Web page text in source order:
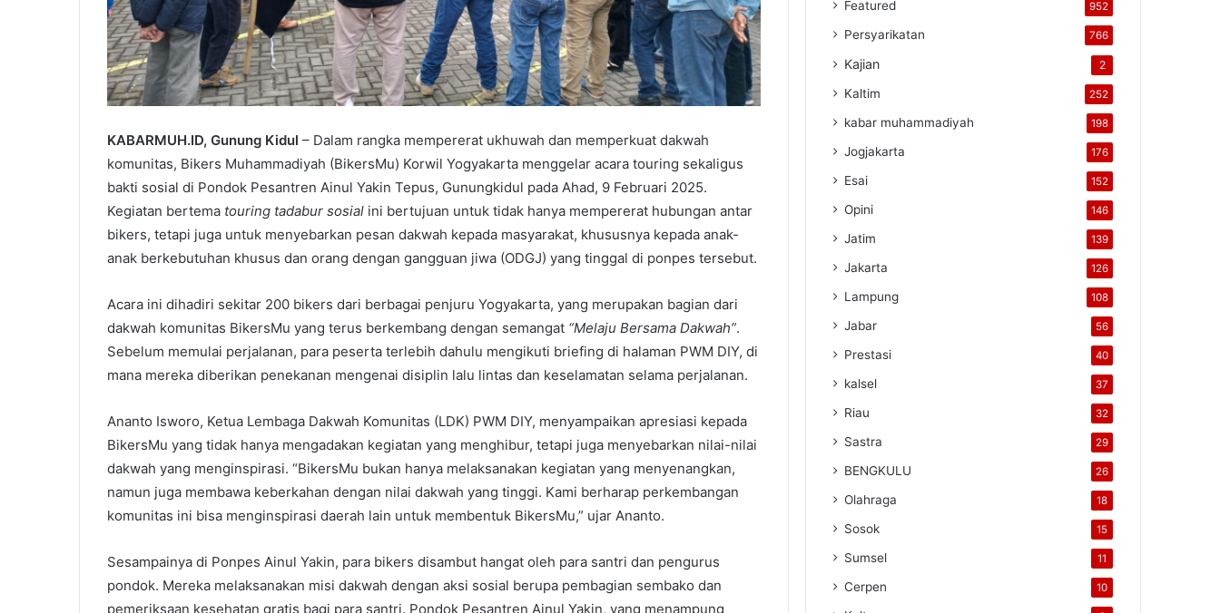
KABARMUH.ID, Gunung Kidul – Dalam rangka mempererat ukhuwah dan memperkuat dakwah
komunitas, Bikers Muhammadiyah (BikersMu) Korwil Yogyakarta menggelar acara touring sekaligus
bakti sosial di Pondok Pesantren Ainul Yakin Tepus, Gunungkidul pada Ahad, 9 Februari 2025.
Kegiatan bertema touring tadabur sosial ini bertujuan untuk tidak hanya mempererat hubungan antar
bikers, tetapi juga untuk menyebarkan pesan dakwah kepada masyarakat, khususnya kepada anak-
anak berkebutuhan khusus dan orang dengan gangguan jiwa (ODGJ) yang tinggal di ponpes tersebut.
Acara ini dihadiri sekitar 200 bikers dari berbagai penjuru Yogyakarta, yang merupakan bagian dari
dakwah komunitas BikersMu yang terus berkembang dengan semangat “Melaju Bersama Dakwah”.
Sebelum memulai perjalanan, para peserta terlebih dahulu mengikuti briefing di halaman PWM DIY, di
mana mereka diberikan penekanan mengenai disiplin lalu lintas dan keselamatan selama perjalanan.
Ananto Isworo, Ketua Lembaga Dakwah Komunitas (LDK) PWM DIY, menyampaikan apresiasi kepada
BikersMu yang tidak hanya mengadakan kegiatan yang menghibur, tetapi juga menyebarkan nilai-nilai
dakwah yang menginspirasi. “BikersMu bukan hanya melaksanakan kegiatan yang menyenangkan,
namun juga membawa keberkahan dengan nilai dakwah yang tinggi. Kami berharap perkembangan
komunitas ini bisa menginspirasi daerah lain untuk membentuk BikersMu,” ujar Ananto.
Sesampainya di Ponpes Ainul Yakin, para bikers disambut hangat oleh para santri dan pengurus
pondok. Mereka melaksanakan misi dakwah dengan aksi sosial berupa pembagian sembako dan
pemeriksaan kesehatan gratis bagi para santri. Pondok Pesantren Ainul Yakin, yang menampung
Featured 952
Persyarikatan 766
Kajian 2
Kaltim 252
kabar muhammadiyah 198
Jogjakarta 176
Esai 152
Opini 146
Jatim 139
Jakarta 126
Lampung 108
Jabar 56
Prestasi 40
kalsel 37
Riau 32
Sastra 29
BENGKULU 26
Olahraga 18
Sosok 15
Sumsel 11
Cerpen 10